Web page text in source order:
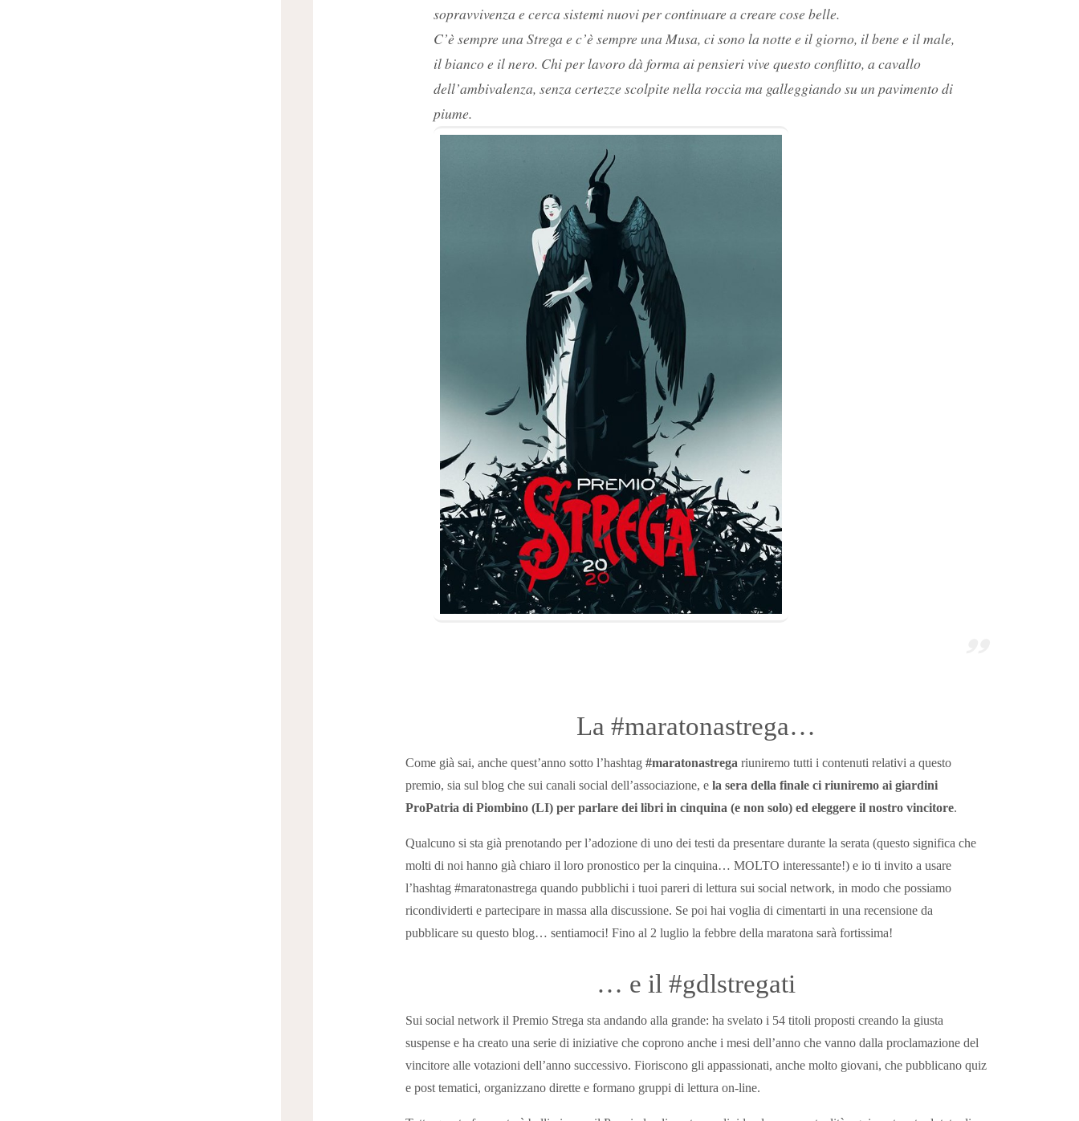
sopravvivenza e cerca sistemi nuovi per continuare a creare cose belle.
C’è sempre una Strega e c’è sempre una Musa, ci sono la notte e il giorno, il bene e il male,
il bianco e il nero. Chi per lavoro dà forma ai pensieri vive questo conflitto, a cavallo
dell’ambivalenza, senza certezze scolpite nella roccia ma galleggiando su un pavimento di
piume.
La #maratonastrega…
Come già sai, anche quest’anno sotto l’hashtag #maratonastrega riuniremo tutti i contenuti relativi a questo
premio, sia sul blog che sui canali social dell’associazione, e la sera della finale ci riuniremo ai giardini
ProPatria di Piombino (LI) per parlare dei libri in cinquina (e non solo) ed eleggere il nostro vincitore.
Qualcuno si sta già prenotando per l’adozione di uno dei testi da presentare durante la serata (questo significa che
molti di noi hanno già chiaro il loro pronostico per la cinquina… MOLTO interessante!) e io ti invito a usare
l’hashtag #maratonastrega quando pubblichi i tuoi pareri di lettura sui social network, in modo che possiamo
ricondividerti e partecipare in massa alla discussione. Se poi hai voglia di cimentarti in una recensione da
pubblicare su questo blog… sentiamoci! Fino al 2 luglio la febbre della maratona sarà fortissima!
… e il #gdlstregati
Sui social network il Premio Strega sta andando alla grande: ha svelato i 54 titoli proposti creando la giusta
suspense e ha creato una serie di iniziative che coprono anche i mesi dell’anno che vanno dalla proclamazione del
vincitore alle votazioni dell’anno successivo. Fioriscono gli appassionati, anche molto giovani, che pubblicano quiz
e post tematici, organizzano dirette e formano gruppi di lettura on-line.